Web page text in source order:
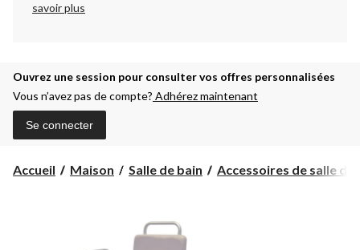
savoir plus
Ouvrez une session pour consulter vos offres personnalisées
Vous n’avez pas de compte? Adhérez maintenant
Se connecter
Accueil Maison Salle de bain Accessoires de salle de